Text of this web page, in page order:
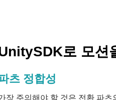
로 모션
츠 정합성
장 주의해야 할 것은 전환 파츠